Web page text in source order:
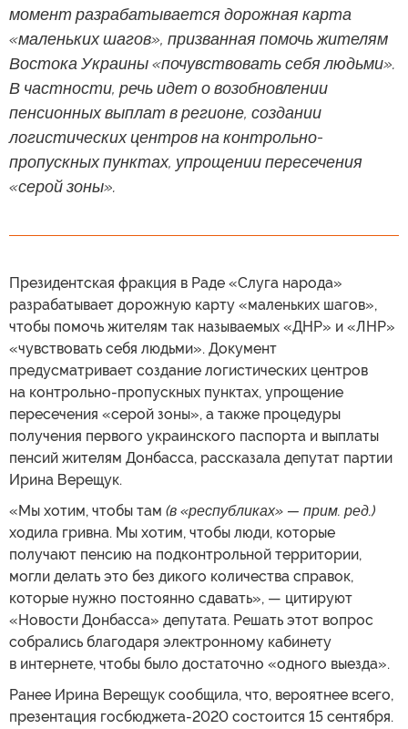
момент разрабатывается дорожная карта
«маленьких шагов», призванная помочь жителям
Востока Украины «почувствовать себя людьми».
В частности, речь идет о возобновлении
пенсионных выплат в регионе, создании
логистических центров на контрольно-
пропускных пунктах, упрощении пересечения
«серой зоны».
Президентская фракция в Раде «Слуга народа»
разрабатывает дорожную карту «маленьких шагов»,
чтобы помочь жителям так называемых «ДНР» и «ЛНР»
«чувствовать себя людьми». Документ
предусматривает создание логистических центров
на контрольно-пропускных пунктах, упрощение
пересечения «серой зоны», а также процедуры
получения первого украинского паспорта и выплаты
пенсий жителям Донбасса, рассказала депутат партии
Ирина Верещук.
«Мы хотим, чтобы там (в «республиках» — прим. ред.)
ходила гривна. Мы хотим, чтобы люди, которые
получают пенсию на подконтрольной территории,
могли делать это без дикого количества справок,
которые нужно постоянно сдавать», — цитируют
«Новости Донбасса» депутата. Решать этот вопрос
собрались благодаря электронному кабинету
в интернете, чтобы было достаточно «одного выезда».
Ранее Ирина Верещук сообщила, что, вероятнее всего,
презентация госбюджета-2020 состоится 15 сентября.